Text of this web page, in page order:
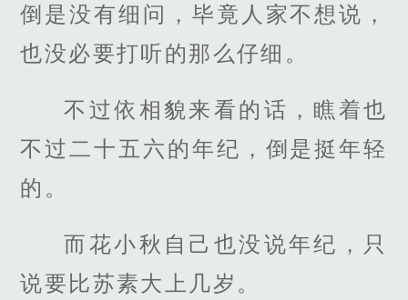
倒是没有细问，毕竟人家不想说，
也没必要打听的那么仔细。
不过依相貌来看的话，瞧着也
不过二十五六的年纪，倒是挺年轻
的。
而花小秋自己也没说年纪，只
说要比苏素大上几岁。